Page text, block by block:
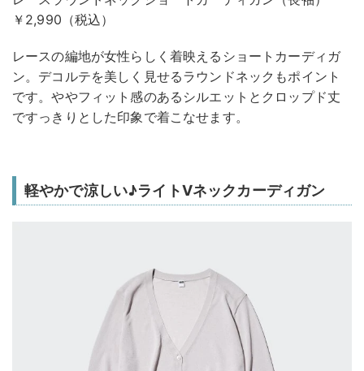
￥2,990（税込）
レースの編地が女性らしく着映えるショートカーディガ
ン。デコルテを美しく見せるラウンドネックもポイント
です。ややフィット感のあるシルエットとクロップド丈
ですっきりとした印象で着こなせます。
軽やかで涼しい♪ライトVネックカーディガン